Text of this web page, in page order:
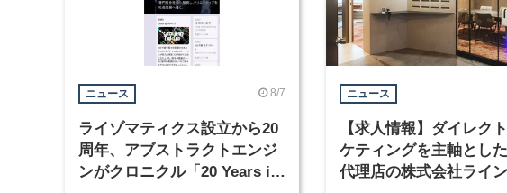
ニュース 8/7
ライゾマティクス設立から20
周年、アブストラクトエンジ
ンがクロニクル「20 Years in
ニュース
【求人情報】ダイレク
ケティングを主軸とし
代理店の株式会社ライ